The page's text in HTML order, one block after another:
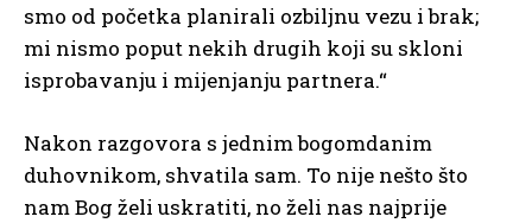
smo od početka planirali ozbiljnu vezu i brak;
mi nismo poput nekih drugih koji su skloni
isprobavanju i mijenjanju partnera.“
Nakon razgovora s jednim bogomdanim
duhovnikom, shvatila sam. To nije nešto što
nam Bog želi uskratiti, no želi nas najprije